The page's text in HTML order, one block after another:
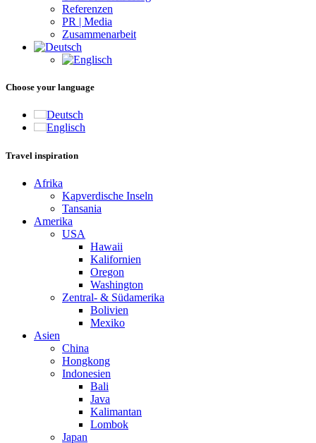
Referenzen
PR | Media
Zusammenarbeit
Choose your language
Deutsch
Englisch
Travel inspiration
Afrika
Kapverdische Inseln
Tansania
Amerika
USA
Hawaii
Kalifornien
Oregon
Washington
Zentral- & Südamerika
Bolivien
Mexiko
Asien
China
Hongkong
Indonesien
Bali
Java
Kalimantan
Lombok
Japan